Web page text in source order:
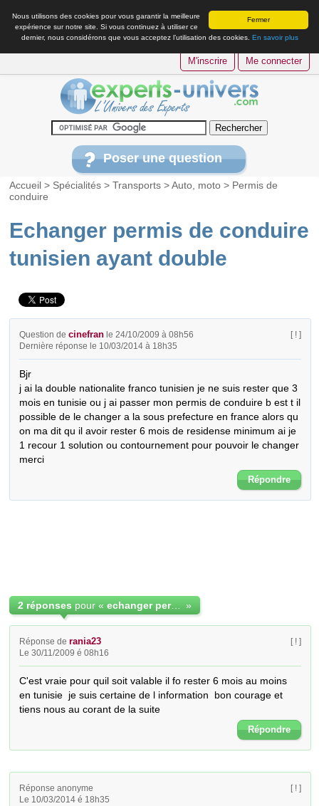
Fermer
Nous utilisons des cookies pour vous garantir la meilleure
expérience sur notre site. Si vous continuez à utiliser ce
dernier, nous considérons que vous acceptez l’utilisation des cookies. En savoir plus
M'inscrire Me connecter
Poser une question
Accueil > Spécialités >Transports >Auto, moto > Permis de
conduire
Echanger permis de conduire
tunisien ayant double
Question decinefran le 24/10/2009 à 08h56
Dernière réponse le 10/03/2014 à 18h35
[ ! ]
Bjr
j ai la double nationalite franco tunisien je ne suis rester que 3
mois en tunisie ou j ai passer mon permis de conduire b est t il
possible de le changer a la sous prefecture en france alors qu
on ma dit qu il avoir rester 6 mois de residense minimum ai je
1 recour 1 solution ou contournement pour pouvoir le changer
merci
Répondre
2 réponses pour « echanger permis de conduire tunisien ayant double »
Réponse derania23
Le 30/11/2009 é 08h16
[ ! ]
C'est vraie pour quil soit valable il fo rester 6 mois au moins
en tunisie  je suis certaine de l information  bon courage et
tiens nous au corant de la suite
Répondre
Réponse anonyme
Le 10/03/2014 é 18h35
[ ! ]